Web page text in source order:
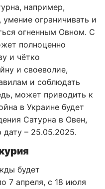
например,
ограничивать и
огненным Овном. С
полноценно
и чётко
и своеволие,
и соблюдать
может приводить к
в Украине будет
Сатурна в Овен,
– 25.05.2025.
будет
7 апреля, с 18 июля